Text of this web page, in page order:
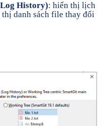
History): hiển thị lịch
thị danh sách file thay đổi